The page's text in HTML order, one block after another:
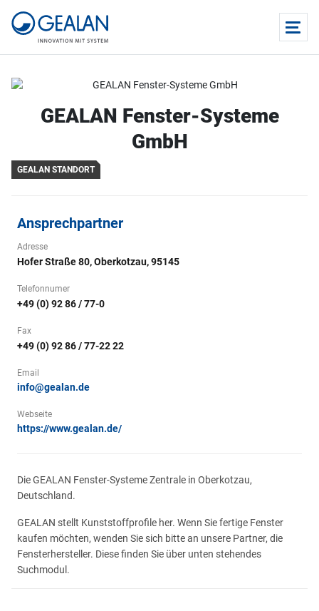
GEALAN Fenster-Systeme
GmbH
GEALAN STANDORT
Ansprechpartner
Adresse
Hofer Straße 80, Oberkotzau, 95145
Telefonnumer
+49 (0) 92 86 / 77-0
Fax
+49 (0) 92 86 / 77-22 22
Email
info@gealan.de
Webseite
https://www.gealan.de/
Die GEALAN Fenster-Systeme Zentrale in Oberkotzau,
Deutschland.
GEALAN stellt Kunststoffprofile her. Wenn Sie fertige Fenster
kaufen möchten, wenden Sie sich bitte an unsere Partner, die
Fensterhersteller. Diese finden Sie über unten stehendes
Suchmodul.